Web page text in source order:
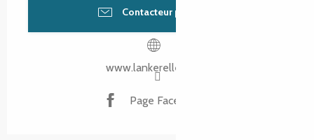
Contacteur par email
www.lankerellec.com
Page Facebook